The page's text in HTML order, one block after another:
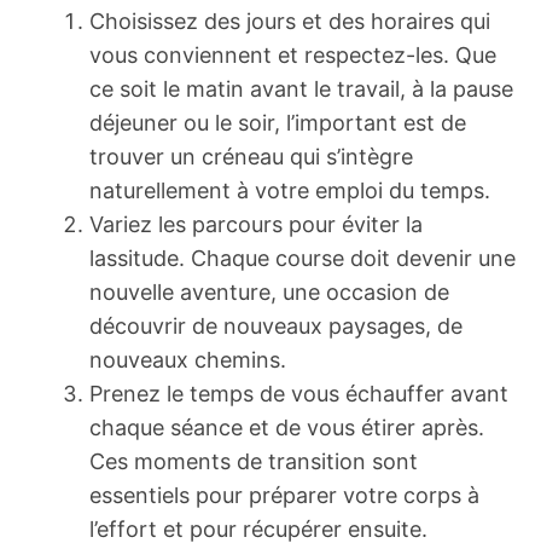
Choisissez des jours et des horaires qui
vous conviennent et respectez-les. Que
ce soit le matin avant le travail, à la pause
déjeuner ou le soir, l’important est de
trouver un créneau qui s’intègre
naturellement à votre emploi du temps.
Variez les parcours pour éviter la
lassitude. Chaque course doit devenir une
nouvelle aventure, une occasion de
découvrir de nouveaux paysages, de
nouveaux chemins.
Prenez le temps de vous échauffer avant
chaque séance et de vous étirer après.
Ces moments de transition sont
essentiels pour préparer votre corps à
l’effort et pour récupérer ensuite.